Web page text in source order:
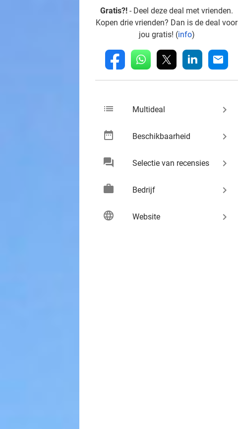
Gratis?! - Deel deze deal met vrienden.
Kopen drie vrienden? Dan is de deal voor
jou gratis! (info)
fb whatsapp linkedin mail
list Multideal keyboard_arrow_right
date_range Beschikbaarheid keyboard_arrow_right
chat Selectie van recensies keyboard_arrow_right
work Bedrijf keyboard_arrow_right
language Website keyboard_arrow_right